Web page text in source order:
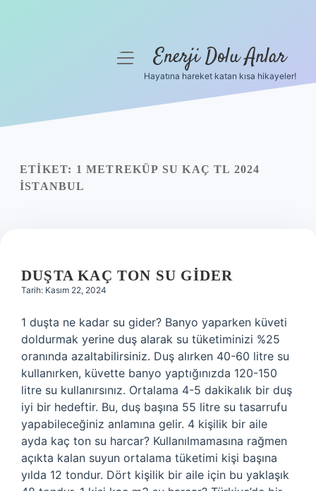
Yasal Uyarı
menüyüEnerji Dolu Anlar
Hayatına hareket katan kısa hikayeler!
ETIKET: 1 METREKÜP SU KAÇ TL 2024
İSTANBUL
DUŞTA KAÇ TON SU GIDER
Tarih: Kasım 22, 2024
1 duşta ne kadar su gider? Banyo yaparken küveti
doldurmak yerine duş alarak su tüketiminizi %25
oranında azaltabilirsiniz. Duş alırken 40-60 litre su
kullanırken, küvette banyo yaptığınızda 120-150
litre su kullanırsınız. Ortalama 4-5 dakikalık bir duş
iyi bir hedeftir. Bu, duş başına 55 litre su tasarrufu
yapabileceğiniz anlamına gelir. 4 kişilik bir aile
ayda kaç ton su harcar? Kullanılmamasına rağmen
açıkta kalan suyun ortalama tüketimi kişi başına
yılda 12 tondur. Dört kişilik bir aile için bu yaklaşık